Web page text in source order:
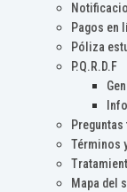
Pagos en
Póliza
P.Q.R.D.F
Términos
Mapa del